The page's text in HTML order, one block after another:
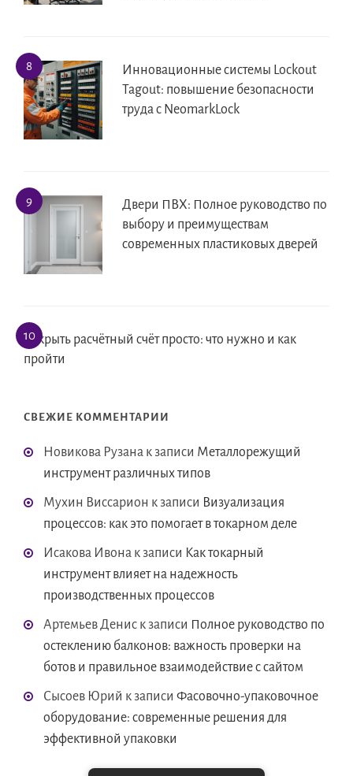
Инновационные системы Lockout
Tagout: повышение безопасности
труда с NeomarkLock
Двери ПВХ: Полное руководство по
выбору и преимуществам
современных пластиковых дверей
Открыть расчётный счёт просто: что нужно и как
пройти
СВЕЖИЕ КОММЕНТАРИИ
Новикова Рузана к записи Металлорежущий
инструмент различных типов
Мухин Виссарион к записи Визуализация
процессов: как это помогает в токарном деле
Исакова Ивона к записи Как токарный
инструмент влияет на надежность
производственных процессов
Артемьев Денис к записи Полное руководство по
остеклению балконов: важность проверки на
ботов и правильное взаимодействие с сайтом
Сысоев Юрий к записи Фасовочно-упаковочное
оборудование: современные решения для
эффективной упаковки